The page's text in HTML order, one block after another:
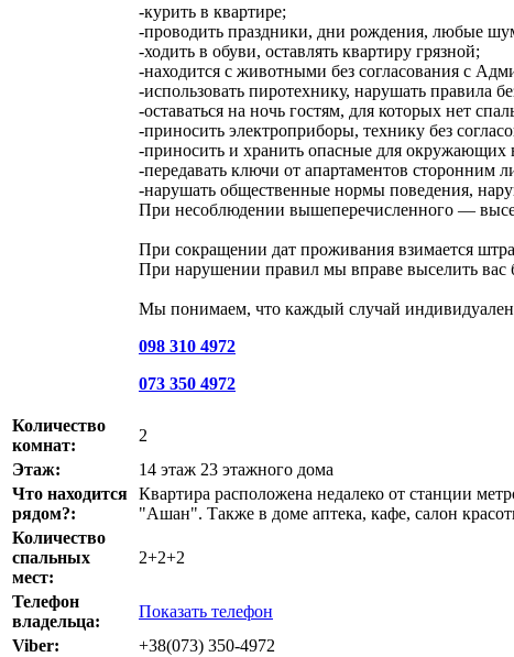
-курить в квартире;
-проводить праздники, дни рождения, любые
-ходить в обуви, оставлять квартиру грязной;
-находится с животными без согласования с
-использовать пиротехнику, нарушать правила
-оставаться на ночь гостям, для которых нет
-приносить электроприборы, технику без
-приносить и хранить опасные для окружающих
-передавать ключи от апартаментов сторонним
-нарушать общественные нормы поведения,
При несоблюдении вышеперечисленного —
При сокращении дат проживания взимается
При нарушении правил мы вправе выселить вас
Мы понимаем, что каждый случай
098 310 4972
073 350 4972
Количество
комнат:
2
Этаж:
14 этаж 23 этажного дома
Что находится
рядом?:
Квартира расположена недалеко от станции
"Ашан". Также в доме аптека, кафе, салон
Количество
спальных
мест:
2+2+2
Телефон
владельца:
Показать телефон
Viber:
+38(073) 350-4972